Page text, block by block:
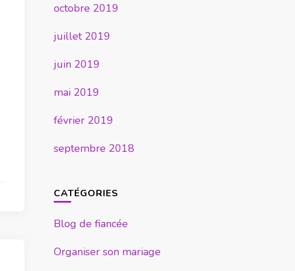
octobre 2019
juillet 2019
juin 2019
mai 2019
février 2019
septembre 2018
CATÉGORIES
Blog de fiancée
Organiser son mariage